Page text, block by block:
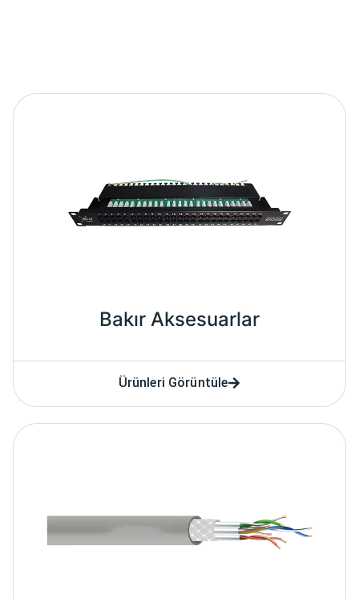
Bakır Aksesuarlar
Ürünleri Görüntüle